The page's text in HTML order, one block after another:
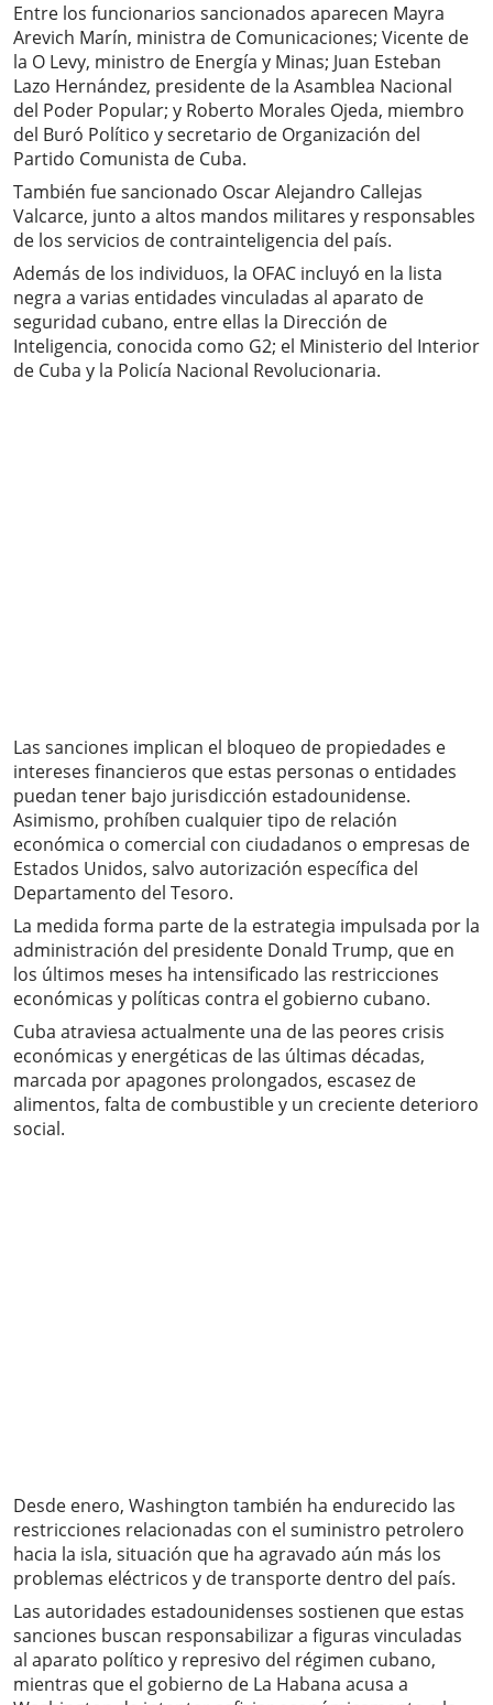
Entre los funcionarios sancionados aparecen Mayra
Arevich Marín, ministra de Comunicaciones; Vicente de
la O Levy, ministro de Energía y Minas; Juan Esteban
Lazo Hernández, presidente de la Asamblea Nacional
del Poder Popular; y Roberto Morales Ojeda, miembro
del Buró Político y secretario de Organización del
Partido Comunista de Cuba.
También fue sancionado Oscar Alejandro Callejas
Valcarce, junto a altos mandos militares y responsables
de los servicios de contrainteligencia del país.
Además de los individuos, la OFAC incluyó en la lista
negra a varias entidades vinculadas al aparato de
seguridad cubano, entre ellas la Dirección de
Inteligencia, conocida como G2; el Ministerio del Interior
de Cuba y la Policía Nacional Revolucionaria.
Las sanciones implican el bloqueo de propiedades e
intereses financieros que estas personas o entidades
puedan tener bajo jurisdicción estadounidense.
Asimismo, prohíben cualquier tipo de relación
económica o comercial con ciudadanos o empresas de
Estados Unidos, salvo autorización específica del
Departamento del Tesoro.
La medida forma parte de la estrategia impulsada por la
administración del presidente Donald Trump, que en
los últimos meses ha intensificado las restricciones
económicas y políticas contra el gobierno cubano.
Cuba atraviesa actualmente una de las peores crisis
económicas y energéticas de las últimas décadas,
marcada por apagones prolongados, escasez de
alimentos, falta de combustible y un creciente deterioro
social.
Desde enero, Washington también ha endurecido las
restricciones relacionadas con el suministro petrolero
hacia la isla, situación que ha agravado aún más los
problemas eléctricos y de transporte dentro del país.
Las autoridades estadounidenses sostienen que estas
sanciones buscan responsabilizar a figuras vinculadas
al aparato político y represivo del régimen cubano,
mientras que el gobierno de La Habana acusa a